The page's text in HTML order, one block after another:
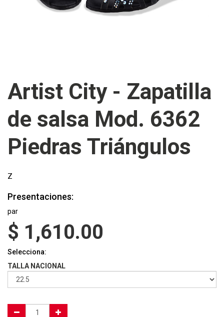
Artist City - Zapatilla
de salsa Mod. 6362
Piedras Triángulos
Z
Presentaciones:
par
$ 1,610.00
Selecciona:
TALLA NACIONAL